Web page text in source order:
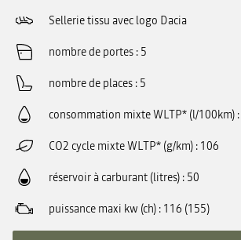
Sellerie tissu avec logo Dacia
nombre de portes 5
nombre de places 5
consommation mixte WLTP* (l/100km)
CO2 cycle mixte WLTP* (g/km) 106
réservoir à carburant (litres) 50
puissance maxi kw (ch) 116 (155)